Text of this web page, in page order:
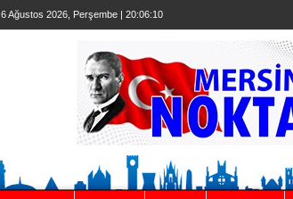
6 Ağustos 2026, Perşembe | 20:06:11